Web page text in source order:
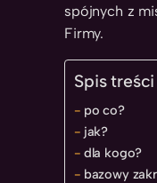
spójnych z
Firmy.
Spis treści
po co?
jak?
dla kogo?
bazowy